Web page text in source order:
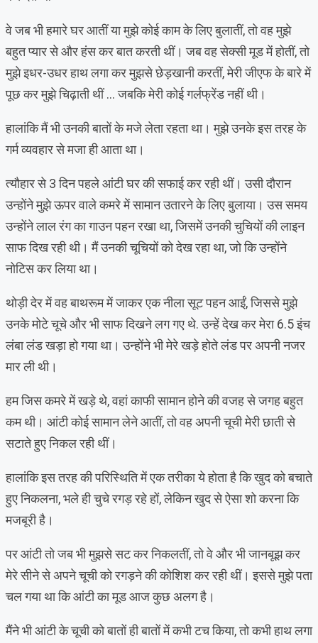
वे जब भी हमारे घर आतीं या मुझे कोई काम के लिए बुलातीं, तो वह मुझे
बहुत प्यार से और हंस कर बात करती थीं। जब वह सेक्सी मूड में होतीं, तो
मुझे इधर-उधर हाथ लगा कर मुझसे छेड़खानी करतीं, मेरी जीएफ के बारे में
पूछ कर मुझे चिढ़ाती थीं … जबकि मेरी कोई गर्लफ्रेंड नहीं थी।
हालांकि मैं भी उनकी बातों के मजे लेता रहता था। मुझे उनके इस तरह के
गर्म व्यवहार से मजा ही आता था।
त्यौहार से 3 दिन पहले आंटी घर की सफाई कर रही थीं। उसी दौरान
उन्होंने मुझे ऊपर वाले कमरे में सामान उतारने के लिए बुलाया। उस समय
उन्होंने लाल रंग का गाउन पहन रखा था, जिसमें उनकी चुचियों की लाइन
साफ दिख रही थी। मैं उनकी चूचियों को देख रहा था, जो कि उन्होंने
नोटिस कर लिया था।
थोड़ी देर में वह बाथरूम में जाकर एक नीला सूट पहन आईं, जिससे मुझे
उनके मोटे चूचे और भी साफ दिखने लग गए थे. उन्हें देख कर मेरा 6.5 इंच
लंबा लंड खड़ा हो गया था। उन्होंने भी मेरे खड़े होते लंड पर अपनी नजर
मार ली थी।
हम जिस कमरे में खड़े थे, वहां काफी सामान होने की वजह से जगह बहुत
कम थी। आंटी कोई सामान लेने आतीं, तो वह अपनी चूची मेरी छाती से
सटाते हुए निकल रही थीं।
हालांकि इस तरह की परिस्थिति में एक तरीका ये होता है कि खुद को बचाते
हुए निकलना, भले ही चुचे रगड़ रहे हों, लेकिन खुद से ऐसा शो करना कि
मजबूरी है।
पर आंटी तो जब भी मुझसे सट कर निकलतीं, तो वे और भी जानबूझ कर
मेरे सीने से अपने चूची को रगड़ने की कोशिश कर रही थीं। इससे मुझे पता
चल गया था कि आंटी का मूड आज कुछ अलग है।
मैंने भी आंटी के चूची को बातों ही बातों में कभी टच किया, तो कभी हाथ लगा